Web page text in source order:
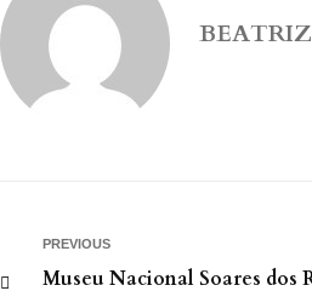
PREVIOUS
Museu Nacional Soares dos